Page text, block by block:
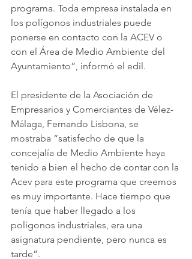
programa. Toda empresa instalada en
los polígonos industriales puede
ponerse en contacto con la ACEV o
con el Área de Medio Ambiente del
Ayuntamiento”, informó el edil.
El presidente de la Asociación de
Empresarios y Comerciantes de Vélez-
Málaga, Fernando Lisbona, se
mostraba “satisfecho de que la
concejalía de Medio Ambiente haya
tenido a bien el hecho de contar con la
Acev para este programa que creemos
es muy importante. Hace tiempo que
tenía que haber llegado a los
polígonos industriales, era una
asignatura pendiente, pero nunca es
tarde”.